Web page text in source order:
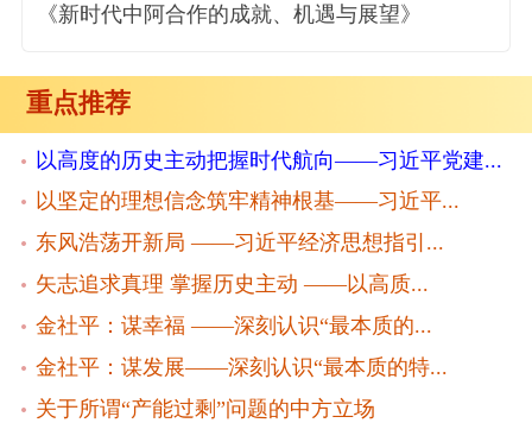
《新时代中阿合作的成就、机遇与展望》
重点推荐
以高度的历史主动把握时代航向——习近平党建...
以坚定的理想信念筑牢精神根基——习近平...
东风浩荡开新局 ——习近平经济思想指引...
矢志追求真理 掌握历史主动 ——以高质...
金社平：谋幸福 ——深刻认识“最本质的...
金社平：谋发展——深刻认识“最本质的特...
关于所谓“产能过剩”问题的中方立场